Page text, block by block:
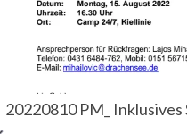
20220810 PM_